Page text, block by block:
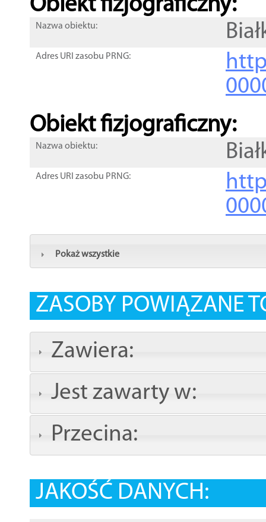
Obiekt fizjograficzny:
Nazwa obiektu:
Adres URI zasobu PRNG:
Obiekt fizjograficzny:
Nazwa obiektu:
Adres URI zasobu PRNG:
Pokaż wszystkie
ZASOBY POWIĄZANE
Zawiera:
Jest zawarty w:
Przecina:
JAKOŚĆ DANYCH: